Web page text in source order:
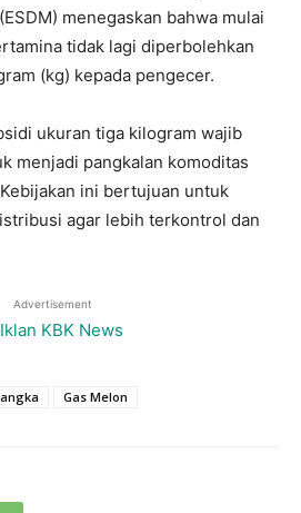
menegaskan bahwa mulai
tidak lagi diperbolehkan
(kg) kepada pengecer.
ukuran tiga kilogram wajib
menjadi pangkalan komoditas
ini bertujuan untuk
agar lebih terkontrol dan
Advertisement
Gas Melon